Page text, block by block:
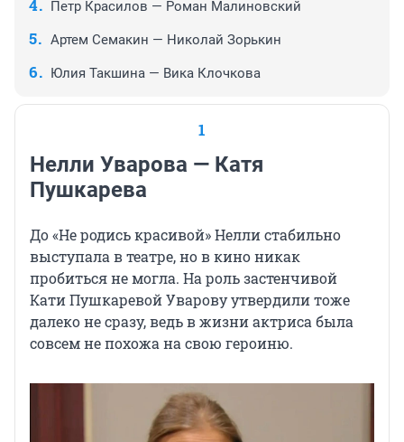
Петр Красилов — Роман Малиновский
Артем Семакин — Николай Зорькин
Юлия Такшина — Вика Клочкова
1
Нелли Уварова — Катя
Пушкарева
До «Не родись красивой» Нелли стабильно
выступала в театре, но в кино никак
пробиться не могла. На роль застенчивой
Кати Пушкаревой Уварову утвердили тоже
далеко не сразу, ведь в жизни актриса была
совсем не похожа на свою героиню.